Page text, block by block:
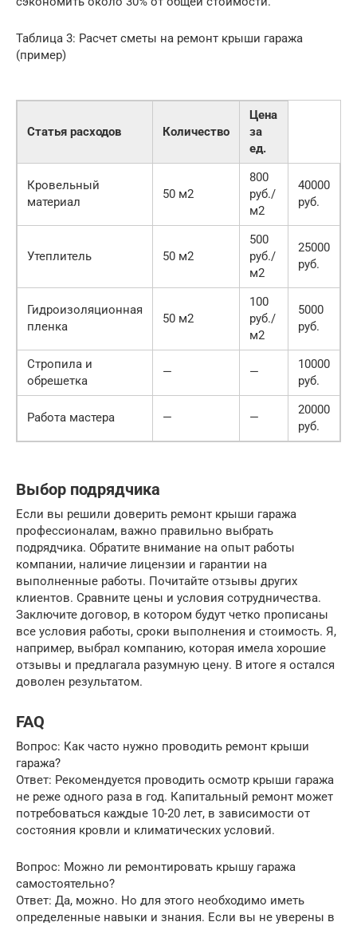
Таблица 3: Расчет сметы на ремонт крыши гаража
(пример)
Статья расходов Количество
Цена
за
ед.
Кровельный
материал
50 м2
800
руб./
м2
40000
руб.
Утеплитель 50 м2
500
руб./
м2
25000
руб.
Гидроизоляционная
пленка
50 м2
100
руб./
м2
5000
руб.
Стропила и
обрешетка
— —
10000
руб.
Работа мастера — —
20000
руб.
Выбор подрядчика
Если вы решили доверить ремонт крыши гаража
профессионалам, важно правильно выбрать
подрядчика. Обратите внимание на опыт работы
компании, наличие лицензии и гарантии на
выполненные работы. Почитайте отзывы других
клиентов. Сравните цены и условия сотрудничества.
Заключите договор, в котором будут четко прописаны
все условия работы, сроки выполнения и стоимость. Я,
например, выбрал компанию, которая имела хорошие
отзывы и предлагала разумную цену. В итоге я остался
доволен результатом.
FAQ
Вопрос: Как часто нужно проводить ремонт крыши
гаража?
Ответ: Рекомендуется проводить осмотр крыши гаража
не реже одного раза в год. Капитальный ремонт может
потребоваться каждые 10-20 лет, в зависимости от
состояния кровли и климатических условий.
Вопрос: Можно ли ремонтировать крышу гаража
самостоятельно?
Ответ: Да, можно. Но для этого необходимо иметь
определенные навыки и знания. Если вы не уверены в